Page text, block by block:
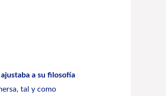
ajustaba a su filosofía
tal y como